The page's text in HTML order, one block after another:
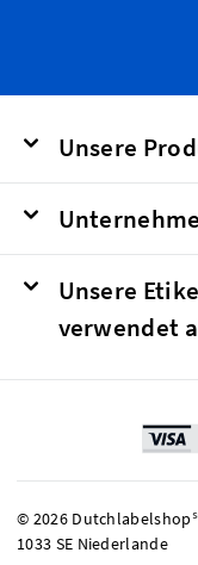
Unsere
Unsere
verwendet
© 2026
1033 SE Niederlande